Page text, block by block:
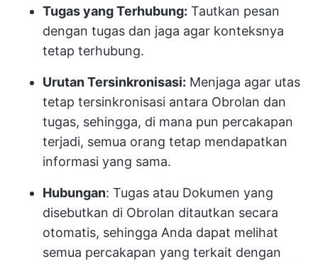
Tugas yang Terhubung: Tautkan pesan
dengan tugas dan jaga agar konteksnya
tetap terhubung.
Urutan Tersinkronisasi: Menjaga agar utas
tetap tersinkronisasi antara Obrolan dan
tugas, sehingga, di mana pun percakapan
terjadi, semua orang tetap mendapatkan
informasi yang sama.
Hubungan: Tugas atau Dokumen yang
disebutkan di Obrolan ditautkan secara
otomatis, sehingga Anda dapat melihat
semua percakapan yang terkait dengan